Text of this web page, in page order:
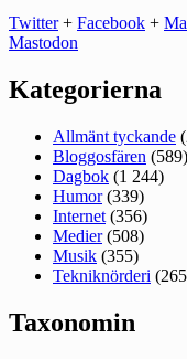
Twitter+ Facebook +
Mastodon
Kategorierna
Allmänt tyckande
Bloggosfären (589)
Dagbok (1 244)
Humor(339)
Internet (356)
Medier(508)
Musik (355)
Tekniknörderi
Taxonomin